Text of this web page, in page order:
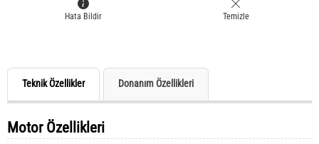
Hata Bildir Temizle
Teknik Özellikler Donanım Özellikleri
Motor Özellikleri